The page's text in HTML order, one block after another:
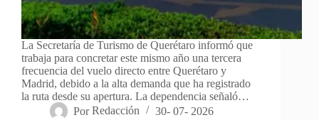
La Secretaría de Turismo de Querétaro informó que
trabaja para concretar este mismo año una tercera
frecuencia del vuelo directo entre Querétaro y
Madrid, debido a la alta demanda que ha registrado
la ruta desde su apertura. La dependencia señaló…
Por Redacción 30- 07- 2026